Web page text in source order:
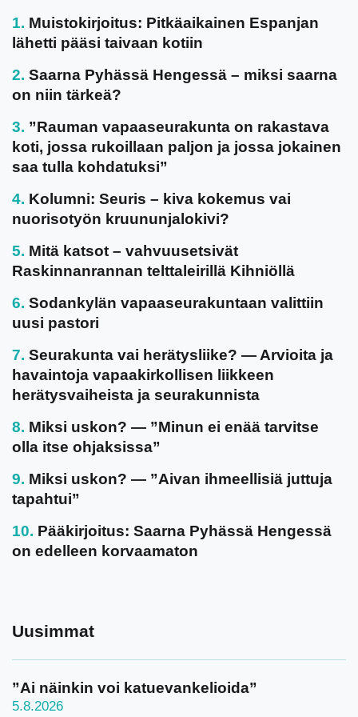
Muistokirjoitus: Pitkäaikainen Espanjan
lähetti pääsi taivaan kotiin
Saarna Pyhässä Hengessä – miksi saarna
on niin tärkeä?
”Rauman vapaaseurakunta on rakastava
koti, jossa rukoillaan paljon ja jossa jokainen
saa tulla kohdatuksi”
Kolumni: Seuris – kiva kokemus vai
nuorisotyön kruununjalokivi?
Mitä katsot – vahvuusetsivät
Raskinnanrannan telttaleirillä Kihniöllä
Sodankylän vapaaseurakuntaan valittiin
uusi pastori
Seurakunta vai herätysliike? — Arvioita ja
havaintoja vapaakirkollisen liikkeen
herätysvaiheista ja seurakunnista
Miksi uskon? — ”Minun ei enää tarvitse
olla itse ohjaksissa”
Miksi uskon? — ”Aivan ihmeellisiä juttuja
tapahtui”
Pääkirjoitus: Saarna Pyhässä Hengessä
on edelleen korvaamaton
Uusimmat
”Ai näinkin voi katuevankelioida”
5.8.2026